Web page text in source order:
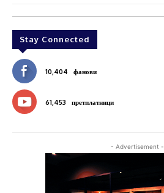
Stay Connected
10,404 фанови
61,453 претплатници
- Advertisement -